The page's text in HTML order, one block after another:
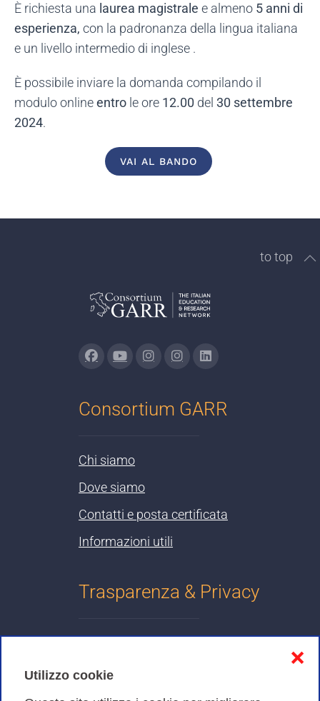
Utilizzo cookie
❌
È richiesta una laurea magistrale e almeno 5 anni di
esperienza, con la padronanza della lingua italiana
e un livello intermedio di inglese .
È possibile inviare la domanda compilando il
modulo onlineentro le ore 12.00 del 30 settembre
2024.
VAI AL BANDO
to top
Consortium GARR
Chi siamo
Dove siamo
Contatti e posta certificata
Informazioni utili
Trasparenza & Privacy
Cookies Policy
Amministrazione trasparente